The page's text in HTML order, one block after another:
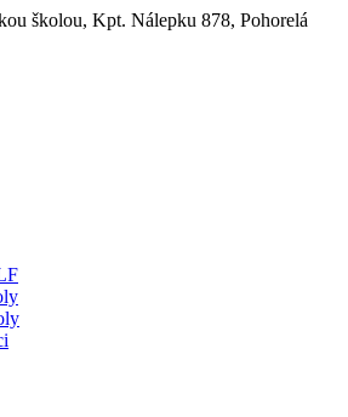
školou, Kpt. Nálepku 878, Pohorelá